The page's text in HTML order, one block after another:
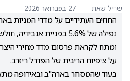
שריל שאת 27 בפברואר 2026
החוזים העתידיים על מדדי המניות
נפילה של 5.6% במניית
על ציפיות הריבית של הפדרל ריזרב.
בעוד שהמסחר בארה"ב ובאירופה